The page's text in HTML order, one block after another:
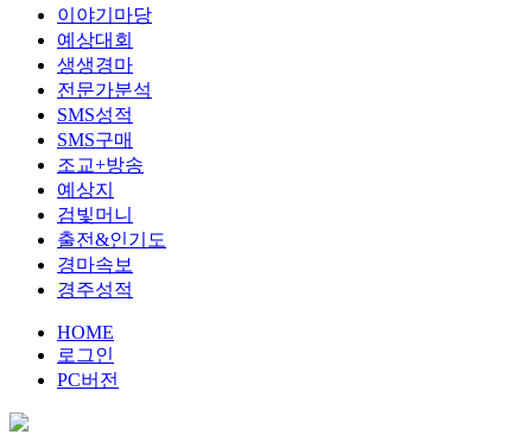
이야기마당
예상대회
생생경마
전문가분석
SMS성적
SMS구매
조교+방송
예상지
검빛머니
출전&인기도
경마속보
경주성적
HOME
로그인
PC버전